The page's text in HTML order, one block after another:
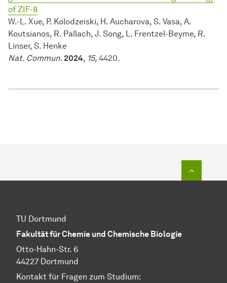
of ZIF-8
W.-L. Xue, P. Kolodzeiski, H. Aucharova, S. Vasa, A.
Koutsianos, R. Pallach, J. Song, L. Frentzel-Beyme, R.
Linser, S. Henke
Nat. Commun. 2024, 15, 4420.
TU Dortmund
Fakultät für Chemie und Chemische Biologie
Otto-Hahn-Str. 6
44227 Dortmund
Kontakt für Fragen zum Studium: